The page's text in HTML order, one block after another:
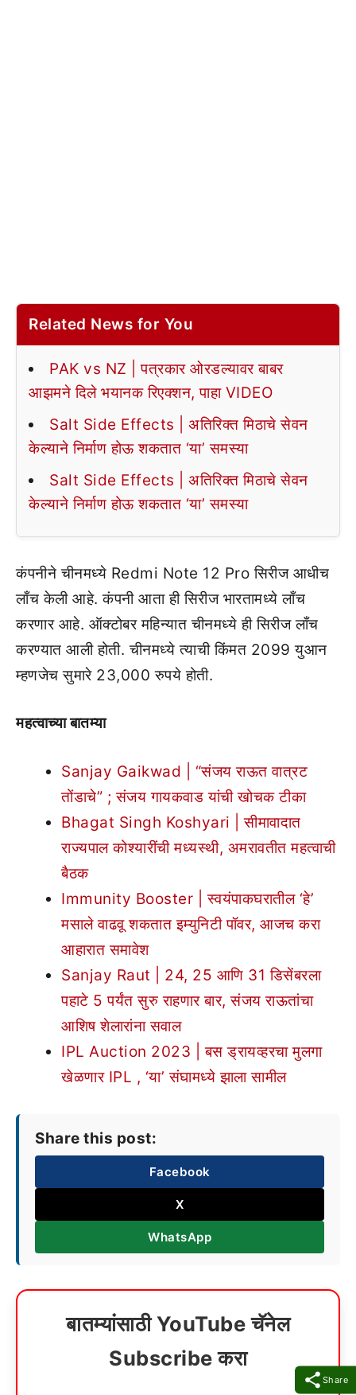
Share
Related News for You
PAK vs NZ | पत्रकार ओरडल्यावर बाबर
आझमने दिले भयानक रिएक्शन, पाहा VIDEO
Salt Side Effects | अतिरिक्त मिठाचे सेवन
केल्याने निर्माण होऊ शकतात ‘या’ समस्या
Salt Side Effects | अतिरिक्त मिठाचे सेवन
केल्याने निर्माण होऊ शकतात ‘या’ समस्या
कंपनीने चीनमध्ये Redmi Note 12 Pro सिरीज आधीच
लाँच केली आहे. कंपनी आता ही सिरीज भारतामध्ये लाँच
करणार आहे. ऑक्टोबर महिन्यात चीनमध्ये ही सिरीज लाँच
करण्यात आली होती. चीनमध्ये त्याची किंमत 2099 युआन
म्हणजेच सुमारे 23,000 रुपये होती.
महत्वाच्या बातम्या
Sanjay Gaikwad | “संजय राऊत वात्रट
तोंडाचे” ; संजय गायकवाड यांची खोचक टीका
Bhagat Singh Koshyari | सीमावादात
राज्यपाल कोश्यारींची मध्यस्थी, अमरावतीत महत्वाची
बैठक
Immunity Booster | स्वयंपाकघरातील ‘हे’
मसाले वाढवू शकतात इम्युनिटी पॉवर, आजच करा
आहारात समावेश
Sanjay Raut | 24, 25 आणि 31 डिसेंबरला
पहाटे 5 पर्यंत सुरु राहणार बार, संजय राऊतांचा
आशिष शेलारांना सवाल
IPL Auction 2023 | बस ड्रायव्हरचा मुलगा
खेळणार IPL , ‘या’ संघामध्ये झाला सामील
Share this post:
Facebook
X
WhatsApp
बातम्यांसाठी YouTube चॅनेल
Subscribe करा